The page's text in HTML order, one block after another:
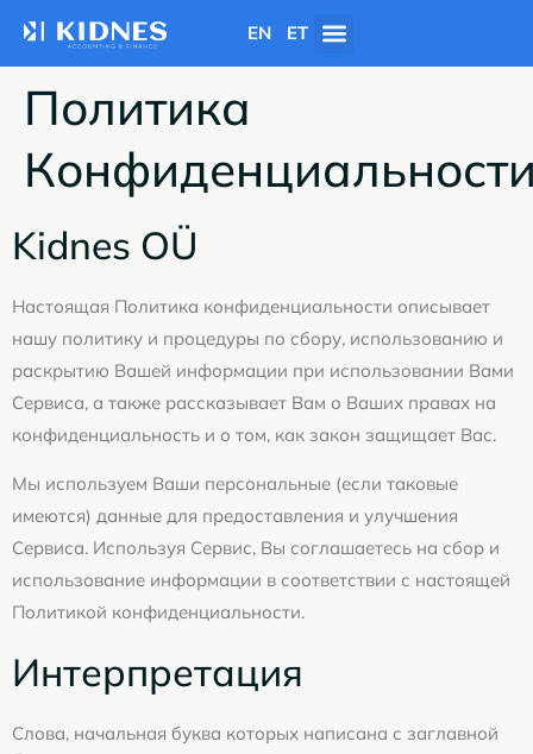
EN ET
Политика
Kidnes OÜ
Настоящая Политика конфиденциальности описывает
нашу политику и процедуры по сбору, использованию и
раскрытию Вашей информации при использовании Вами
Сервиса, а также рассказывает Вам о Ваших правах на
конфиденциальность и о том, как закон защищает Вас.
Мы используем Ваши персональные (если таковые
имеются) данные для предоставления и улучшения
Сервиса. Используя Сервис, Вы соглашаетесь на сбор и
использование информации в соответствии с настоящей
Политикой конфиденциальности.
Интерпретация
Слова, начальная буква которых написана с заглавной